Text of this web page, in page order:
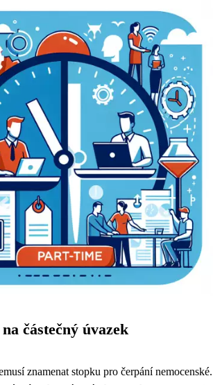
částečný úvazek
znamenat stopku pro čerpání nemocenské.